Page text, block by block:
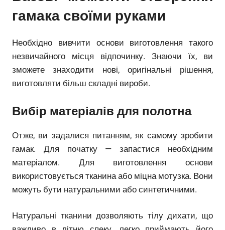
гамака своїми руками
Необхідно вивчити основи виготовлення такого
незвичайного місця відпочинку. Знаючи їх, ви
зможете знаходити нові, оригінальні рішення,
виготовляти більш складні вироби.
Вибір матеріалів для полотна
Отже, ви задалися питанням, як самому зробити
гамак. Для початку — запастися необхідним
матеріалом. Для виготовлення основи
використовується тканина або міцна мотузка. Вони
можуть бути натуральними або синтетичними.
Натуральні тканини дозволяють тілу дихати, що